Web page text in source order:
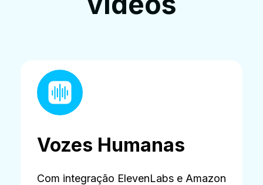
Vozes Humanas
Com integração ElevenLabs e Amazon